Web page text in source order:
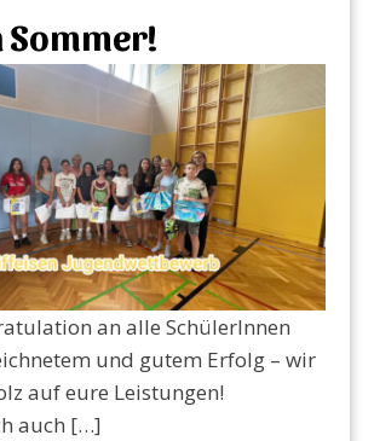
an alle SchülerInnen
und gutem Erfolg – wir
auf eure Leistungen!
auch […]